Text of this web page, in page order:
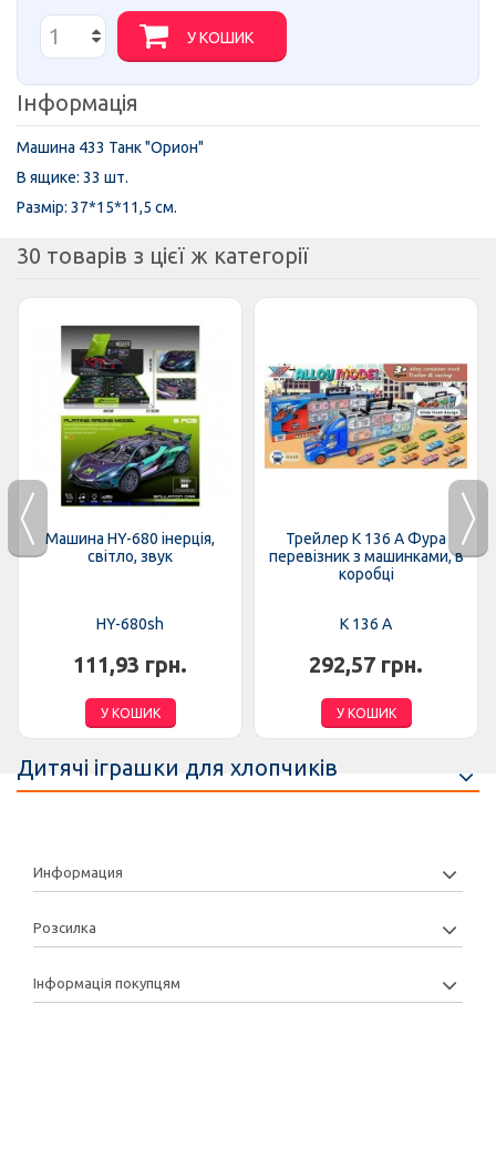
У КОШИК
Інформація
Машина 433 Танк "Орион"
В ящике: 33 шт.
Размір: 37*15*11,5 см.
30 товарів з цієї ж категорії
Машина HY-680 інерція,
світло, звук
HY-680sh
111,93 грн.
У КОШИК
Трейлер K 136 A Фура
перевізник з машинками, в
коробці
K 136 A
292,57 грн.
У КОШИК
Дитячі іграшки для хлопчиків
Информация
Розсилка
Інформація покупцям